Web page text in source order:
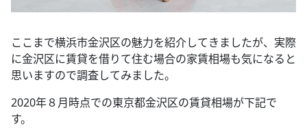
ここまで横浜市金沢区の魅力を紹介してきましたが、実際
に金沢区に賃貸を借りて住む場合の家賃相場も気になると
思いますので調査してみました。
2020年８月時点での東京都金沢区の賃貸相場が下記で
す。